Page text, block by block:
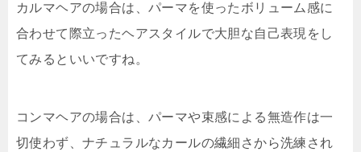
カルマヘアの場合は、パーマを使ったボリューム感に
合わせて際立ったヘアスタイルで大胆な自己表現をし
てみるといいですね。
コンマヘアの場合は、パーマや束感による無造作は一
切使わず、ナチュラルなカールの繊細さから洗練され